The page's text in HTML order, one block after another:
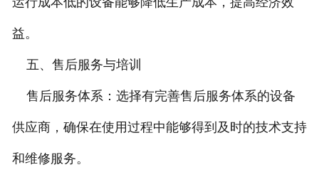
益。
五、售后服务与培训
售后服务体系：选择有完善售后服务体系的设备
供应商，确保在使用过程中能够得到及时的技术支持
和维修服务。